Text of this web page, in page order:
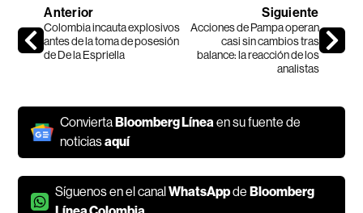
Anterior
Colombia incauta explosivos
antes de la toma de posesión
de De la Espriella
Siguiente
Acciones de Pampa operan
casi sin cambios tras
balance: la reacción de los
analistas
ConviertaBloomberg Líneaen su fuente de
noticiasaquí
Síguenos en el canalWhatsAppdeBloomberg